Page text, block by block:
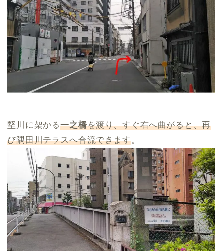
堅川に架かる一之橋を渡り、すぐ右へ曲がると、再
び隅田川テラスへ合流できます。